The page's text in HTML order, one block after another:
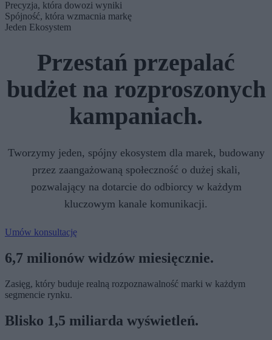
Precyzja, która dowozi wyniki
Spójność, która wzmacnia markę
Jeden Ekosystem
Przestań przepalać
budżet na rozproszonych
kampaniach.
Tworzymy jeden, spójny ekosystem dla marek, budowany
przez zaangażowaną społeczność o dużej skali,
pozwalający na dotarcie do odbiorcy w każdym
kluczowym kanale komunikacji.
Umów konsultację
6,7 milionów widzów miesięcznie.
Zasięg, który buduje realną rozpoznawalność marki w każdym
segmencie rynku.
Blisko 1,5 miliarda wyświetleń.